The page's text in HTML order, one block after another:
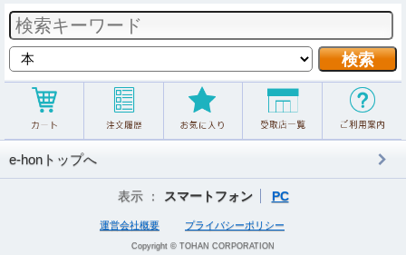
e-honトップへ
表示 ： スマートフォン PC
運営会社概要 プライバシーポリシー
Copyright © TOHAN CORPORATION